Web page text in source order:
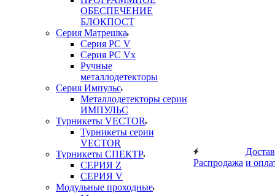
ОБЕСПЕЧЕНИЕ
БЛОКПОСТ
Серия Матрешка
Серия PC V
Серия PC Vx
Ручные
металлодетекторы
Серия Импульс
Металлодетекторы серии
ИМПУЛЬС
Турникеты VECTOR
Турникеты серии
VECTOR
Турникеты СПЕКТР
СЕРИЯ Z
СЕРИЯ V
Модульные проходные
Распродажа и